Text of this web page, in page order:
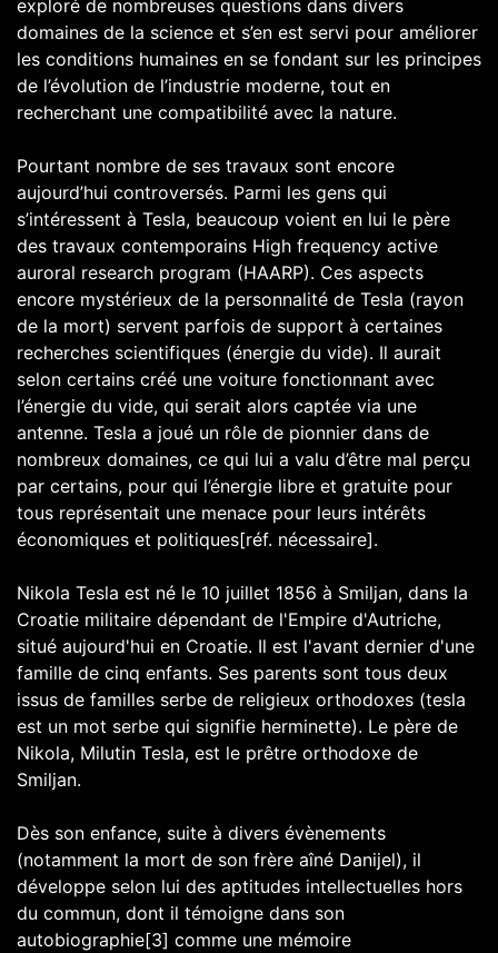
exploré de nombreuses questions dans divers
domaines de la science et s’en est servi pour améliorer
les conditions humaines en se fondant sur les principes
de l’évolution de l’industrie moderne, tout en
recherchant une compatibilité avec la nature.
Pourtant nombre de ses travaux sont encore
aujourd’hui controversés. Parmi les gens qui
s’intéressent à Tesla, beaucoup voient en lui le père
des travaux contemporains High frequency active
auroral research program (HAARP). Ces aspects
encore mystérieux de la personnalité de Tesla (rayon
de la mort) servent parfois de support à certaines
recherches scientifiques (énergie du vide). Il aurait
selon certains créé une voiture fonctionnant avec
l’énergie du vide, qui serait alors captée via une
antenne. Tesla a joué un rôle de pionnier dans de
nombreux domaines, ce qui lui a valu d’être mal perçu
par certains, pour qui l’énergie libre et gratuite pour
tous représentait une menace pour leurs intérêts
économiques et politiques[réf. nécessaire].
Nikola Tesla est né le 10 juillet 1856 à Smiljan, dans la
Croatie militaire dépendant de l'Empire d'Autriche,
situé aujourd'hui en Croatie. Il est l'avant dernier d'une
famille de cinq enfants. Ses parents sont tous deux
issus de familles serbe de religieux orthodoxes (tesla
est un mot serbe qui signifie herminette). Le père de
Nikola, Milutin Tesla, est le prêtre orthodoxe de
Smiljan.
Dès son enfance, suite à divers évènements
(notamment la mort de son frère aîné Danijel), il
développe selon lui des aptitudes intellectuelles hors
du commun, dont il témoigne dans son
autobiographie[3] comme une mémoire